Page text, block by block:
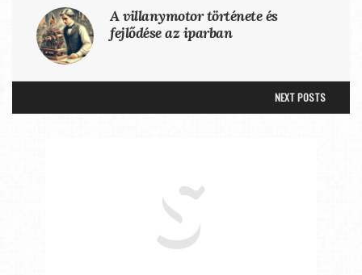
A villanymotor története és
fejlődése az iparban
NEXT POSTS